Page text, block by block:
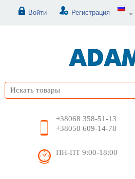
Войти Регистрация
+38068 358-51-13
+38050 609-14-78
ПН-ПТ 9:00-18:00